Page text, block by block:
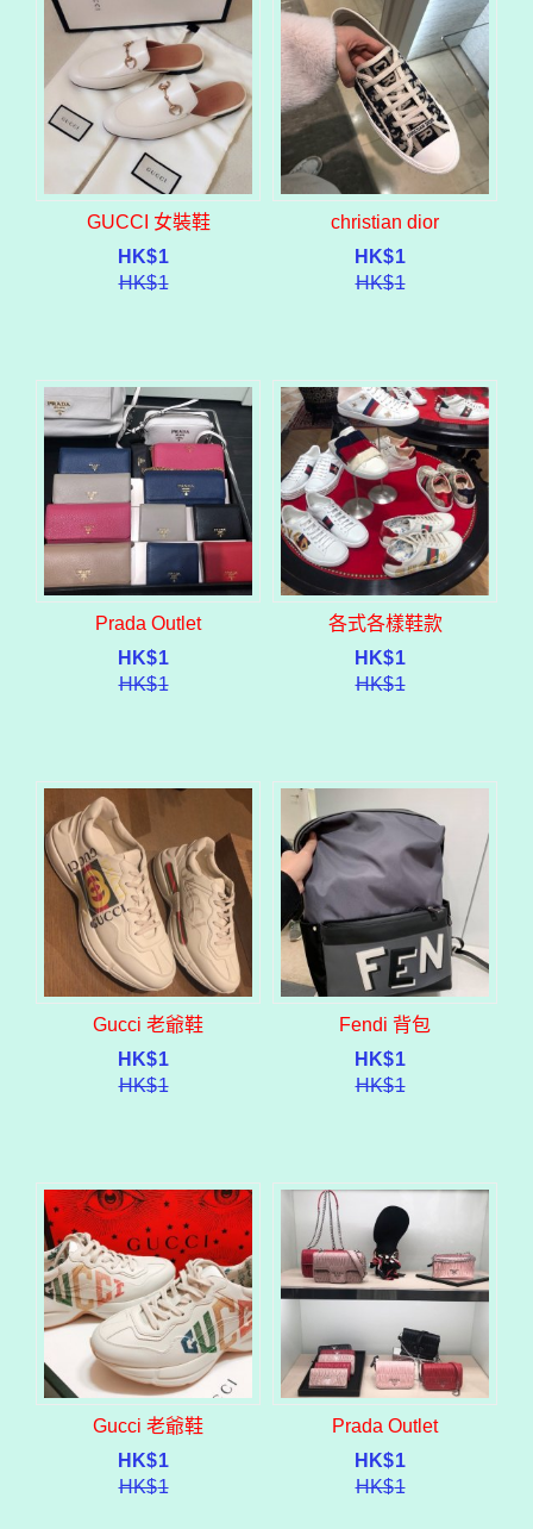
GUCCI 女裝鞋
HK$1
HK$1
christian dior
HK$1
HK$1
Prada Outlet
HK$1
HK$1
各式各樣鞋款
HK$1
HK$1
Gucci 老爺鞋
HK$1
HK$1
Fendi 背包
HK$1
HK$1
Gucci 老爺鞋
HK$1
HK$1
Prada Outlet
HK$1
HK$1